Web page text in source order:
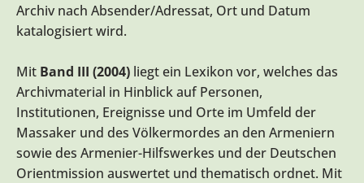
Archiv nach Absender/Adressat, Ort und Datum
katalogisiert wird.
Mit Band III (2004) liegt ein Lexikon vor, welches das
Archivmaterial in Hinblick auf Personen,
Institutionen, Ereignisse und Orte im Umfeld der
Massaker und des Völkermordes an den Armeniern
sowie des Armenier-Hilfswerkes und der Deutschen
Orientmission auswertet und thematisch ordnet. Mit